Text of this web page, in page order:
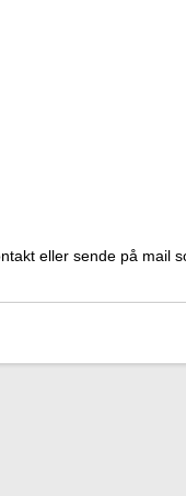
eller sende på mail